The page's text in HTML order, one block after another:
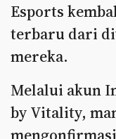
Esports
terbaru dari
mereka.
Melalui akun
by Vitality,